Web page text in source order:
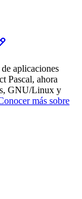
aplicaciones
Pascal, ahora
GNU/Linux y
más sobre